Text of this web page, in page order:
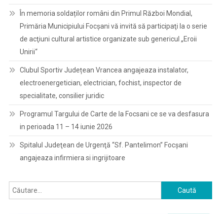
În memoria soldaților români din Primul Război Mondial,
Primăria Municipiului Focșani vă invită să participaţi la o serie
de acţiuni cultural artistice organizate sub genericul „Eroii
Unirii“
Clubul Sportiv Județean Vrancea angajeaza instalator,
electroenergetician, electrician, fochist, inspector de
specialitate, consilier juridic
Programul Targului de Carte de la Focsani ce se va desfasura
in perioada 11 – 14 iunie 2026
Spitalul Judeţean de Urgenţă “Sf. Pantelimon” Focşani
angajeaza infirmiera si ingrijitoare
Caută
după: